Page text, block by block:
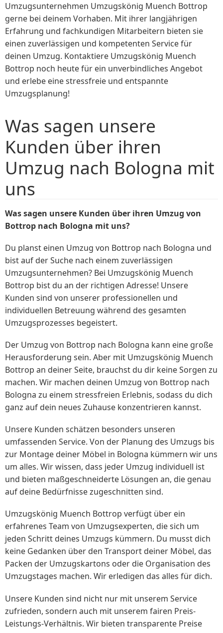
Umzugsunternehmen Umzugskönig Muench Bottrop
gerne bei deinem Vorhaben. Mit ihrer langjährigen
Erfahrung und fachkundigen Mitarbeitern bieten sie
einen zuverlässigen und kompetenten Service für
deinen Umzug. Kontaktiere Umzugskönig Muench
Bottrop noch heute für ein unverbindliches Angebot
und erlebe eine stressfreie und entspannte
Umzugsplanung!
Was sagen unsere
Kunden über ihren
Umzug nach Bologna mit
uns
Was sagen unsere Kunden über ihren Umzug von
Bottrop nach Bologna mit uns?
Du planst einen Umzug von Bottrop nach Bologna und
bist auf der Suche nach einem zuverlässigen
Umzugsunternehmen? Bei Umzugskönig Muench
Bottrop bist du an der richtigen Adresse! Unsere
Kunden sind von unserer professionellen und
individuellen Betreuung während des gesamten
Umzugsprozesses begeistert.
Der Umzug von Bottrop nach Bologna kann eine große
Herausforderung sein. Aber mit Umzugskönig Muench
Bottrop an deiner Seite, brauchst du dir keine Sorgen zu
machen. Wir machen deinen Umzug von Bottrop nach
Bologna zu einem stressfreien Erlebnis, sodass du dich
ganz auf dein neues Zuhause konzentrieren kannst.
Unsere Kunden schätzen besonders unseren
umfassenden Service. Von der Planung des Umzugs bis
zur Montage deiner Möbel in Bologna kümmern wir uns
um alles. Wir wissen, dass jeder Umzug individuell ist
und bieten maßgeschneiderte Lösungen an, die genau
auf deine Bedürfnisse zugeschnitten sind.
Umzugskönig Muench Bottrop verfügt über ein
erfahrenes Team von Umzugsexperten, die sich um
jeden Schritt deines Umzugs kümmern. Du musst dich
keine Gedanken über den Transport deiner Möbel, das
Packen der Umzugskartons oder die Organisation des
Umzugstages machen. Wir erledigen das alles für dich.
Unsere Kunden sind nicht nur mit unserem Service
zufrieden, sondern auch mit unserem fairen Preis-
Leistungs-Verhältnis. Wir bieten transparente Preise